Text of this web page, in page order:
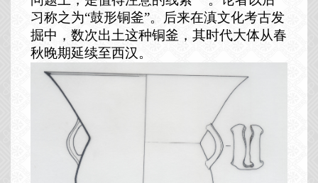
习称之为“鼓形铜釜”。后来在滇文化考古发
掘中，数次出土这种铜釜，其时代大体从春
秋晚期延续至西汉。